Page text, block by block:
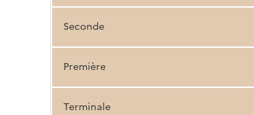
Seconde
Première
Terminale